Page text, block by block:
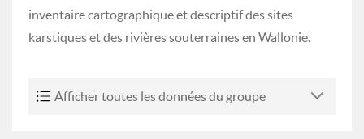
inventaire cartographique et descriptif des sites
karstiques et des rivières souterraines en Wallonie.
Afficher toutes les données du groupe